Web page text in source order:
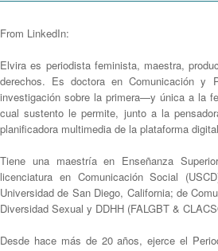
From LinkedIn:
Elvira es periodista feminista, maestra,
derechos. Es doctora en Comunicación y
investigación sobre la primera—y única a la
cual sustento le permite, junto a la
planificadora multimedia de la plataforma
Tiene una maestría en Enseñanza
licenciatura en Comunicación Social
Universidad de San Diego, California; de
Diversidad Sexual y DDHH (FALGBT &
Desde hace más de 20 años, ejerce el